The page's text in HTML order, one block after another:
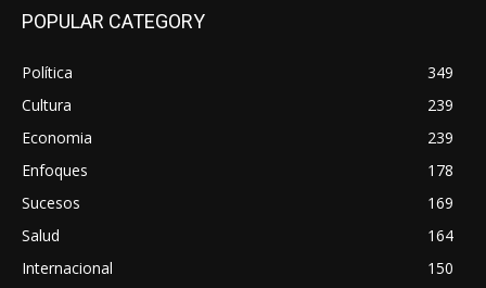
POPULAR CATEGORY
Política
349
Cultura
239
Economia
239
Enfoques
178
Sucesos
169
Salud
164
Internacional
150